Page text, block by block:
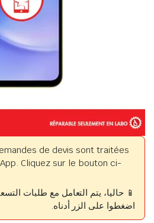
de devis sont traitées
Cliquez sur le bouton ci-
📱 حاليا، يتم التعامل مع طلبات
اضغطوا على الزر أدناه.